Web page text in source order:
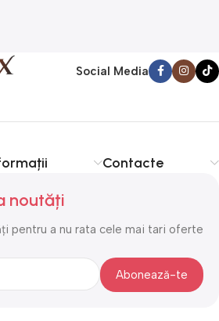
Social Media
Contacte
noutăți
pentru a nu rata cele mai tari oferte